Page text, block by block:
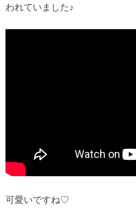
われていました♪
可愛いですね♡